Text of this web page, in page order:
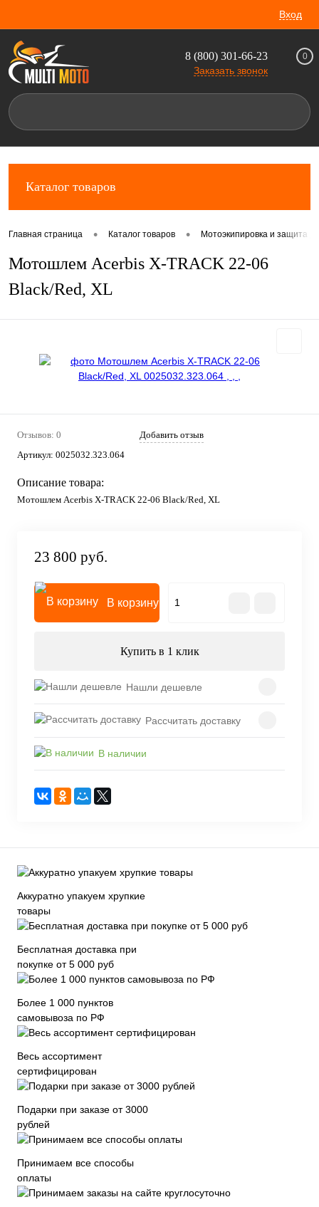
Вход
8 (800) 301-66-23
Заказать звонок
0
Каталог товаров
Главная страница • Каталог товаров • Мотоэкипировка и защита
Мотошлем Acerbis X-TRACK 22-06
Black/Red, XL
Отзывов: 0
Добавить отзыв
Артикул: 0025032.323.064
Описание товара:
Мотошлем Acerbis X-TRACK 22-06 Black/Red, XL
23 800 руб.
В корзину
Купить в 1 клик
Нашли дешевле
Рассчитать доставку
В наличии
Аккуратно упакуем хрупкие
товары
Бесплатная доставка при
покупке от 5 000 руб
Более 1 000 пунктов
самовывоза по РФ
Весь ассортимент
сертифицирован
Подарки при заказе от 3000
рублей
Принимаем все способы
оплаты